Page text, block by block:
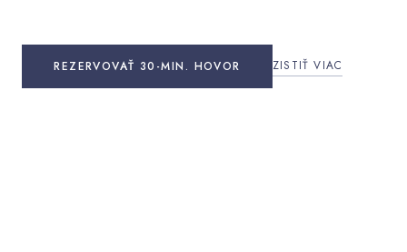
REZERVOVAŤ 30-MIN. HOVOR ZISTIŤ VIAC